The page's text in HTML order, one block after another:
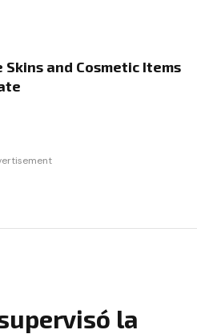
and Cosmetic Items
la